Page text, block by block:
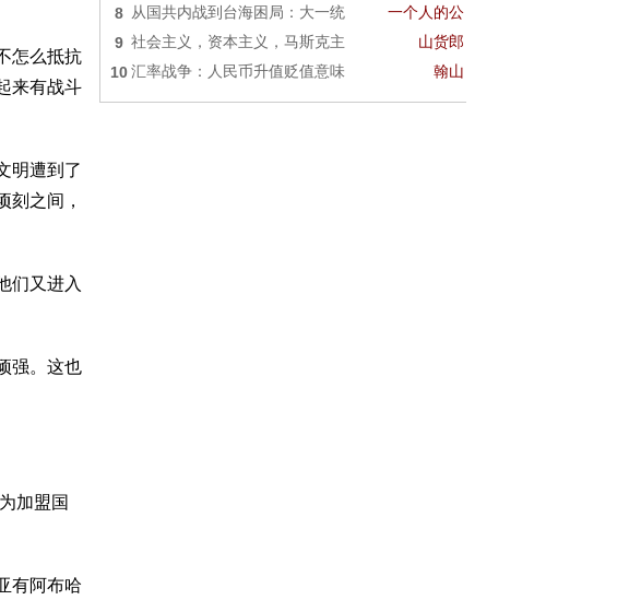
怎么抵抗
来有战斗
明遭到了
刻之间，
们又进入
强。这也
加盟国
有阿布哈
8 从国共内战到台海困局：大一统 一个人的公
9 社会主义，资本主义，马斯克主 山货郎
10 汇率战争：人民币升值贬值意味 翰山